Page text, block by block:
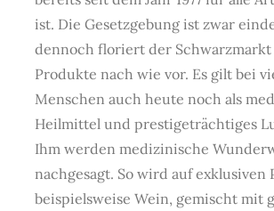
ist. Die Gesetzgebung ist zwar
dennoch floriert der
Produkte nach wie vor. Es gilt bei
Menschen auch heute noch als
Heilmittel und prestigeträchtiges
Ihm werden medizinische
nachgesagt. So wird auf exklusiven
beispielsweise Wein, gemischt mit